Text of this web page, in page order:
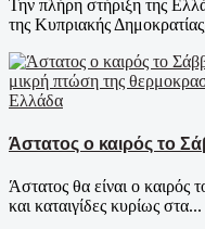
Την πλήρη στήριξη της
της Κυπριακής
Ελλάδα
Άστατος ο καιρός το
Άστατος θα είναι ο καιρός
και καταιγίδες κυρίως στα...